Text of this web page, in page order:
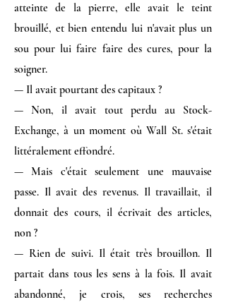
atteinte de la pierre, elle avait le teint
brouillé, et bien entendu lui n'avait plus un
sou pour lui faire faire des cures, pour la
soigner.
— Il avait pourtant des capitaux ?
— Non, il avait tout perdu au Stock-
Exchange, à un moment où Wall St. s'était
littéralement effondré.
— Mais c'était seulement une mauvaise
passe. Il avait des revenus. Il travaillait, il
donnait des cours, il écrivait des articles,
non ?
— Rien de suivi. Il était très brouillon. Il
partait dans tous les sens à la fois. Il avait
abandonné, je crois, ses recherches